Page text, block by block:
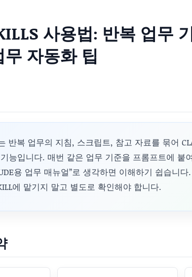
사용법: 반복 업무
자동화 팁
반복 업무의 지침, 스크립트, 참고 자료를 묶어
능입니다. 매번 같은 업무 기준을 프롬프트에 붙
용 업무 매뉴얼”로 생각하면 이해하기 쉽습니
에 맡기지 말고 별도로 확인해야 합니다.